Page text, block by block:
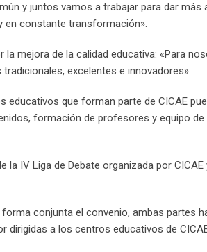
y juntos vamos a trabajar para dar
en constante transformación».
mejora de la calidad educativa: «Para
excelentes e innovadores».
que forman parte de CICAE
formación de profesores y equipo
IV Liga de Debate organizada por
conjunta el convenio, ambas partes
a los centros educativos de